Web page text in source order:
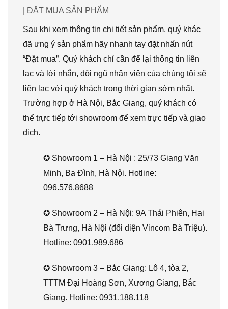
| ĐẶT MUA SẢN PHẨM
Sau khi xem thông tin chi tiết sản phẩm, quý khác
đã ưng ý sản phẩm hãy nhanh tay đặt nhấn nút
“Đặt mua”. Quý khách chỉ cần để lại thông tin liên
lạc và lời nhắn, đội ngũ nhân viên của chúng tôi sẽ
liên lạc với quý khách trong thời gian sớm nhất.
Trường hợp ở Hà Nội, Bắc Giang, quý khách có
thể trực tiếp tới showroom để xem trực tiếp và giao
dịch.
✪ Showroom 1 – Hà Nội : 25/73 Giang Văn
Minh, Ba Đình, Hà Nội. Hotline:
096.576.8688
✪ Showroom 2 – Hà Nội: 9A Thái Phiên, Hai
Bà Trưng, Hà Nội (đối diện Vincom Bà Triệu).
Hotline: 0901.989.686
✪ Showroom 3 – Bắc Giang: Lô 4, tòa 2,
TTTM Đại Hoàng Sơn, Xương Giang, Bắc
Giang. Hotline: 0931.188.118